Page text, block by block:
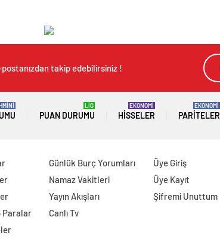
takip edebilirsiniz !
PUAN DURUMU
LİG
HISSELER
EKONOMİ
PARITELER
EKONOMİ
Paralar
Günlük Burç Yorumları
Namaz Vakitleri
Yayın Akışları
Canlı Tv
Üye Giriş
Üye Kayıt
Şifremi Unuttum